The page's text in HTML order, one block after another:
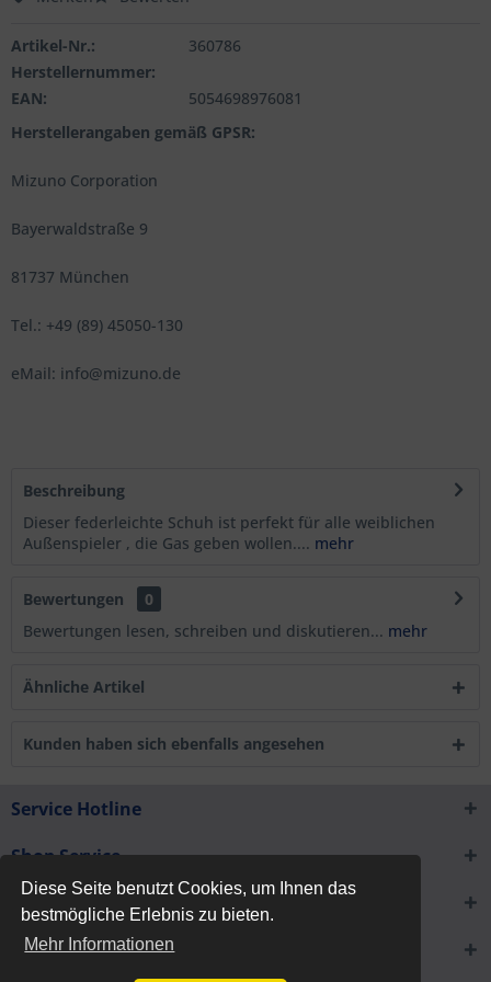
Diese Seite benutzt Cookies, um Ihnen das
bestmögliche Erlebnis zu bieten.
Mehr Informationen
Artikel-Nr.:
360786
Herstellernummer:
EAN:
5054698976081
Herstellerangaben gemäß GPSR:
Mizuno Corporation
Bayerwaldstraße 9
81737 München
Tel.: +49 (89) 45050-130
eMail: info@mizuno.de
Beschreibung
Dieser federleichte Schuh ist perfekt für alle weiblichen
Außenspieler , die Gas geben wollen.... mehr
Bewertungen
0
Bewertungen lesen, schreiben und diskutieren... mehr
Ähnliche Artikel
Kunden haben sich ebenfalls angesehen
Service Hotline
Shop Service
Informationen
Newsletter